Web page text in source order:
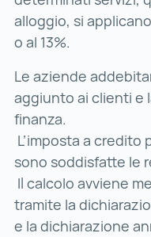
alloggio, si
o al 13%.
Le aziende
aggiunto ai clienti e
finanza.
L’imposta a
sono soddisfatte le
Il calcolo avviene
tramite la
e la dichiarazione